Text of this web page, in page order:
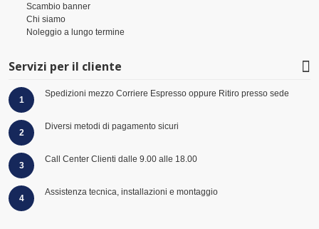
Scambio banner
Chi siamo
Noleggio a lungo termine
Servizi per il cliente
1
Spedizioni mezzo Corriere Espresso oppure Ritiro presso sede
2
Diversi metodi di pagamento sicuri
3
Call Center Clienti dalle 9.00 alle 18.00
4
Assistenza tecnica, installazioni e montaggio